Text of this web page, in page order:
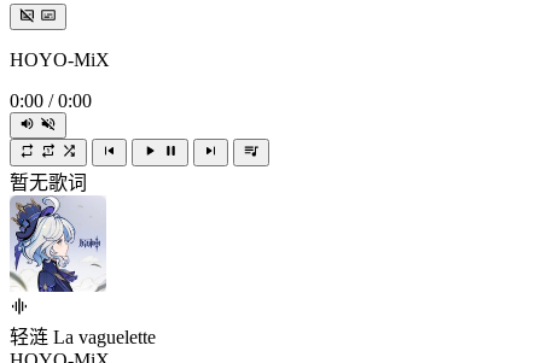
HOYO-MiX
0:00 / 0:00
暂无歌词
轻涟 La vaguelette